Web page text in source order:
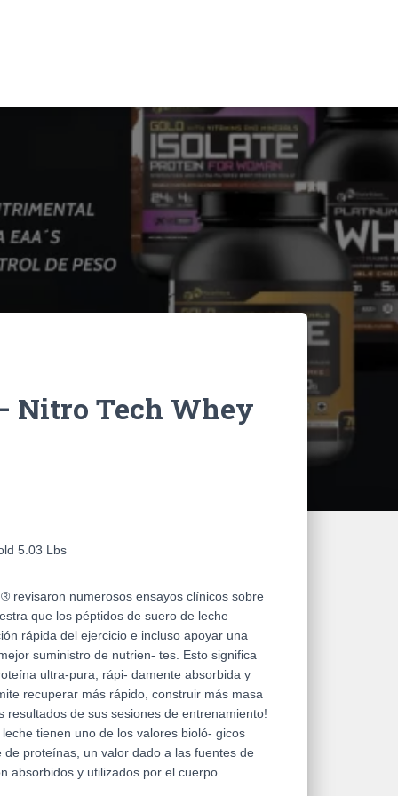
Nitro Tech Whey
5.03 Lbs
revisaron numerosos ensayos clínicos sobre
que los péptidos de suero de leche
rápida del ejercicio e incluso apoyar una
suministro de nutrien- tes. Esto significa
ultra-pura, rápi- damente absorbida y
recuperar más rápido, construir más masa
resultados de sus sesiones de entrenamiento!
tienen uno de los valores bioló- gicos
proteínas, un valor dado a las fuentes de
absorbidos y utilizados por el cuerpo.